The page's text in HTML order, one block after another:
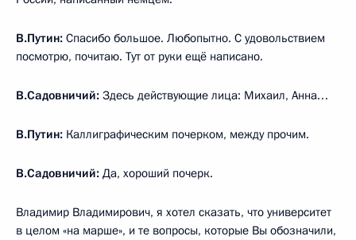
В.Путин: Спасибо большое. Любопытно. С удовольствием
посмотрю, почитаю. Тут от руки ещё написано.
В.Садовничий: Здесь действующие лица: Михаил, Анна…
В.Путин: Каллиграфическим почерком, между прочим.
В.Садовничий: Да, хороший почерк.
Владимир Владимирович, я хотел сказать, что университет
в целом «на марше», и те вопросы, которые Вы обозначили,